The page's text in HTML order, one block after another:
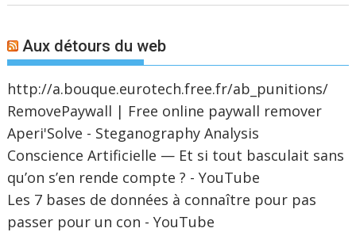
Aux détours du web
http://a.bouque.eurotech.free.fr/ab_punitions/
RemovePaywall | Free online paywall remover
Aperi'Solve - Steganography Analysis
Conscience Artificielle — Et si tout basculait sans
qu’on s’en rende compte ? - YouTube
Les 7 bases de données à connaître pour pas
passer pour un con - YouTube